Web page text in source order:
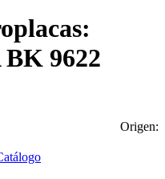
9622
Origen: